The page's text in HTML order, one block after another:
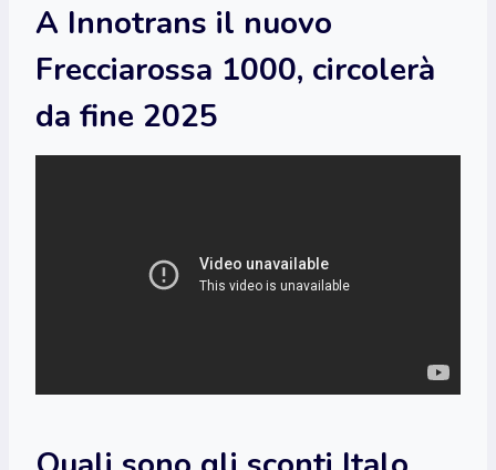
A Innotrans il nuovo
Frecciarossa 1000, circolerà
da fine 2025